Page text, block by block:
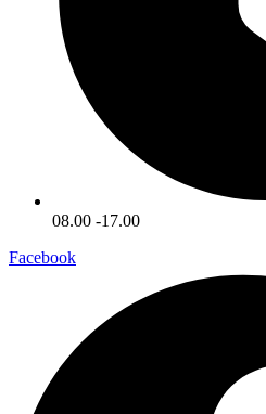
08.00 -17.00
Facebook